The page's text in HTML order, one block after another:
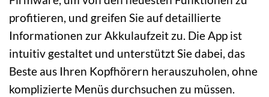
profitieren, und greifen Sie auf detaillierte
Informationen zur Akkulaufzeit zu. Die App ist
intuitiv gestaltet und unterstützt Sie dabei, das
Beste aus Ihren Kopfhörern herauszuholen, ohne
komplizierte Menüs durchsuchen zu müssen.